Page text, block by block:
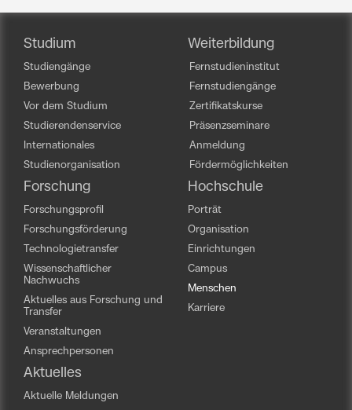
Studium
Studiengänge
Bewerbung
Vor dem Studium
Studierendenservice
Internationales
Studienorganisation
Weiterbildung
Fernstudieninstitut
Fernstudiengänge
Zertifikatskurse
Präsenzseminare
Anmeldung
Fördermöglichkeiten
Forschung
Forschungsprofil
Forschungsförderung
Technologietransfer
Wissenschaftlicher
Nachwuchs
Aktuelles aus Forschung und
Transfer
Veranstaltungen
Ansprechpersonen
Hochschule
Porträt
Organisation
Einrichtungen
Campus
Menschen
Karriere
Aktuelles
Aktuelle Meldungen